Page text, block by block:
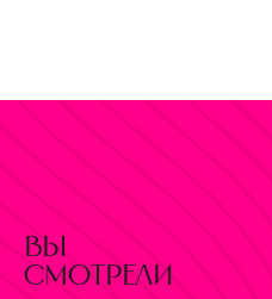
вы
смотрели